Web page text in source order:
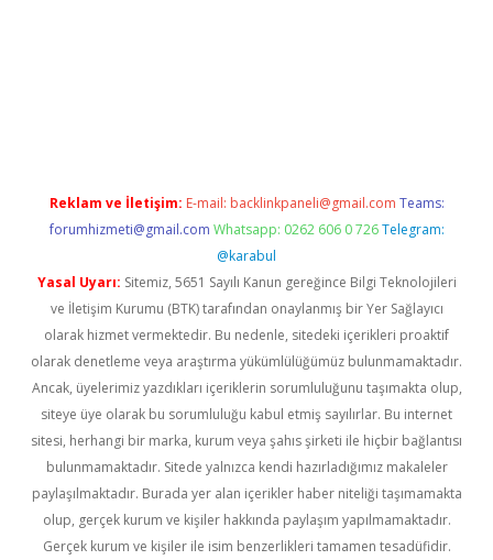
Reklam ve İletişim: E-mail: backlinkpaneli@gmail.com Teams:
forumhizmeti@gmail.com Whatsapp: 0262 606 0 726 Telegram:
@karabul
Yasal Uyarı: Sitemiz, 5651 Sayılı Kanun gereğince Bilgi Teknolojileri
ve İletişim Kurumu (BTK) tarafından onaylanmış bir Yer Sağlayıcı
olarak hizmet vermektedir. Bu nedenle, sitedeki içerikleri proaktif
olarak denetleme veya araştırma yükümlülüğümüz bulunmamaktadır.
Ancak, üyelerimiz yazdıkları içeriklerin sorumluluğunu taşımakta olup,
siteye üye olarak bu sorumluluğu kabul etmiş sayılırlar. Bu internet
sitesi, herhangi bir marka, kurum veya şahıs şirketi ile hiçbir bağlantısı
bulunmamaktadır. Sitede yalnızca kendi hazırladığımız makaleler
paylaşılmaktadır. Burada yer alan içerikler haber niteliği taşımamakta
olup, gerçek kurum ve kişiler hakkında paylaşım yapılmamaktadır.
Gerçek kurum ve kişiler ile isim benzerlikleri tamamen tesadüfidir.